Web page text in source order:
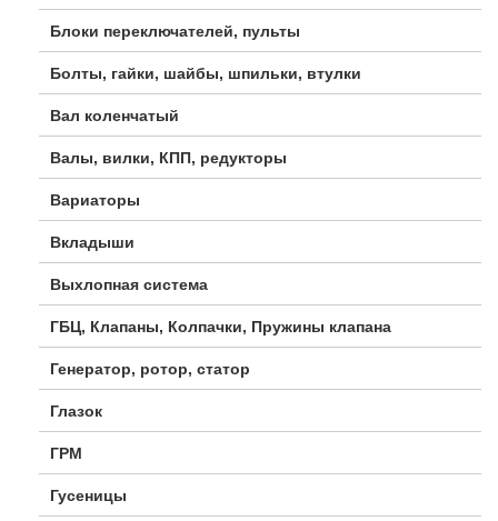
Блоки переключателей, пульты
Болты, гайки, шайбы, шпильки, втулки
Вал коленчатый
Валы, вилки, КПП, редукторы
Вариаторы
Вкладыши
Выхлопная система
ГБЦ, Клапаны, Колпачки, Пружины клапана
Генератор, ротор, статор
Глазок
ГРМ
Гусеницы